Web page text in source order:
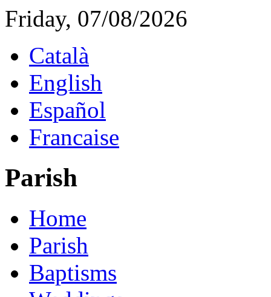
Friday, 07/08/2026
Català
English
Español
Francaise
Parish
Home
Parish
Baptisms